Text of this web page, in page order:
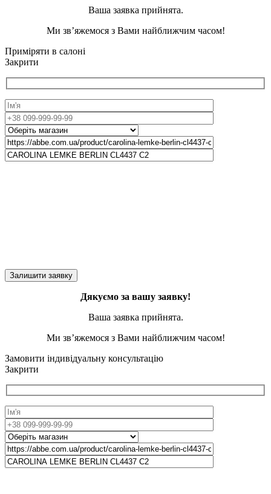
Ваша заявка прийнята.
Ми зв’яжемося з Вами найближчим часом!
Приміряти в салоні
Закрити
Дякуємо за вашу заявку!
Ваша заявка прийнята.
Ми зв’яжемося з Вами найближчим часом!
Замовити індивідуальну консультацію
Закрити